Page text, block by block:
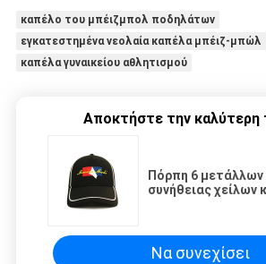
καπέλο του μπέιζμπολ ποδηλάτων
εγκατεστημένα νεολαία καπέλα μπέιζ-μπώλ
καπέλα γυναικείου αθλητισμού
Αποκτήστε την καλύτερη
Πόρπη 6 μετάλλων
συνήθειας χείλων
Μαύρος βαμβακιού
Να συνεχίσει